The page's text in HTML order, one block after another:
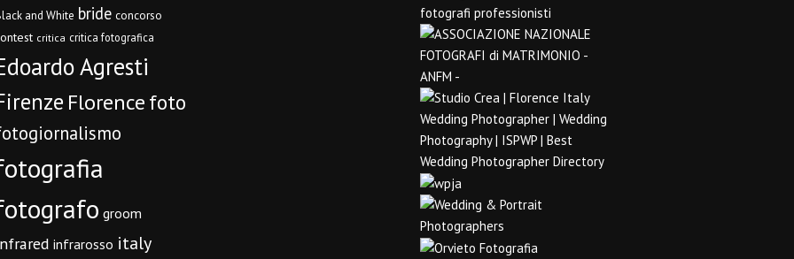
and White bride concorso
critica critica fotografica
Agresti
Florencefoto
groom
infrarosso italy